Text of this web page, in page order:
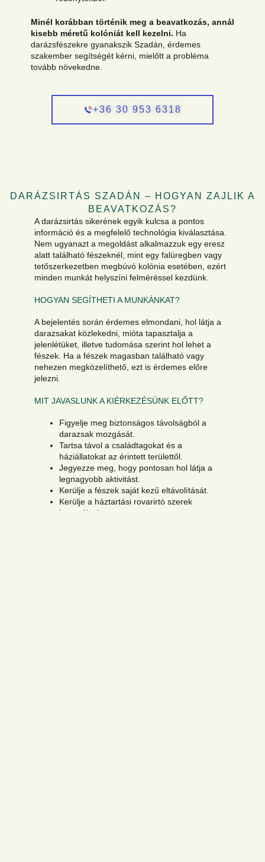
Minél korábban történik meg a beavatkozás, annál
kisebb méretű kolóniát kell kezelni. Ha
darázsfészekre gyanakszik Szadán, érdemes
szakember segítségét kérni, mielőtt a probléma
tovább növekedne.
+36 30 953 6318
DARÁZSIRTÁS SZADÁN – HOGYAN ZAJLIK A
BEAVATKOZÁS?
A darázsirtás sikerének egyik kulcsa a pontos
információ és a megfelelő technológia kiválasztása.
Nem ugyanazt a megoldást alkalmazzuk egy eresz
alatt található fészeknél, mint egy falüregben vagy
tetőszerkezetben megbúvó kolónia esetében, ezért
minden munkát helyszíni felméréssel kezdünk.
HOGYAN SEGÍTHETI A MUNKÁNKAT?
A bejelentés során érdemes elmondani, hol látja a
darazsakat közlekedni, mióta tapasztalja a
jelenlétüket, illetve tudomása szerint hol lehet a
fészek. Ha a fészek magasban található vagy
nehezen megközelíthető, ezt is érdemes előre
jelezni.
MIT JAVASLUNK A KIÉRKEZÉSÜNK ELŐTT?
Figyelje meg biztonságos távolságból a
darazsak mozgását.
Tartsa távol a családtagokat és a
háziállatokat az érintett területtől.
Jegyezze meg, hogy pontosan hol látja a
legnagyobb aktivitást.
Kerülje a fészek saját kezű eltávolítását.
Kerülje a háztartási rovarirtó szerek
használatát.